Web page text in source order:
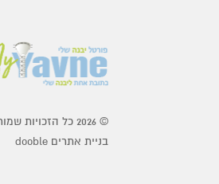
© 2026 כל הזכויות שמורות
בניית אתרים dooble